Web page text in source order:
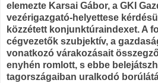
elemezte Karsai Gábor, a GKI
vezérigazgató-helyettese
közzétett konjunktúraindexet. A
cégvezetők szubjektív, a
vonatkozó várakozásait
enyhén romlott, s ebbe
tagországaiban uralkodó